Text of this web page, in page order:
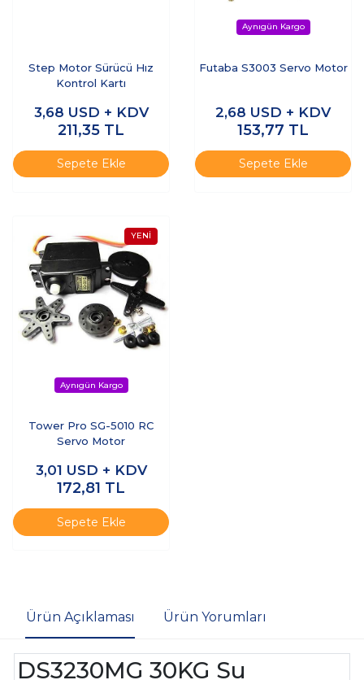
Step Motor Sürücü Hız
Kontrol Kartı
3,68 USD + KDV
211,35 TL
Sepete Ekle
Futaba S3003 Servo Motor
2,68 USD + KDV
153,77 TL
Sepete Ekle
Tower Pro SG-5010 RC
Servo Motor
3,01 USD + KDV
172,81 TL
Sepete Ekle
Ürün Açıklaması Ürün Yorumları
DS3230MG 30KG Su